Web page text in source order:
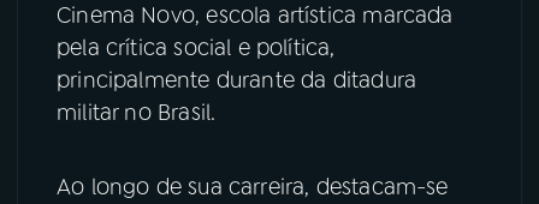
Cinema Novo, escola artística marcada
pela crítica social e política,
principalmente durante da ditadura
militar no Brasil.
Ao longo de sua carreira, destacam-se